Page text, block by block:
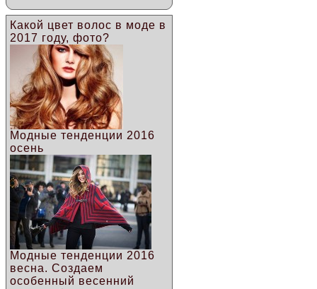
Какой цвет волос в моде в
2017 году, фото?
Модные тенденции 2016
осень
Модные тенденции 2016
весна. Создаем
особенный весенний